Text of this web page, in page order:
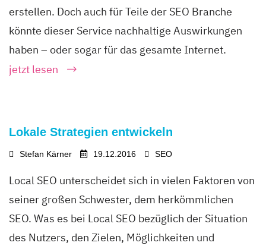
erstellen. Doch auch für Teile der SEO Branche
könnte dieser Service nachhaltige Auswirkungen
haben – oder sogar für das gesamte Internet.
jetzt lesen
Lokale Strategien entwickeln
Stefan Kärner 19.12.2016 SEO
Local SEO unterscheidet sich in vielen Faktoren von
seiner großen Schwester, dem herkömmlichen
SEO. Was es bei Local SEO bezüglich der Situation
des Nutzers, den Zielen, Möglichkeiten und